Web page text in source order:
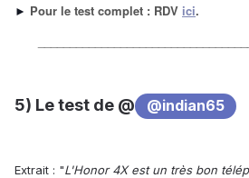
► Pour le test complet : RDV ici.
5) Le test de @ @indian65
Extrait : "L'Honor 4X est un très bon